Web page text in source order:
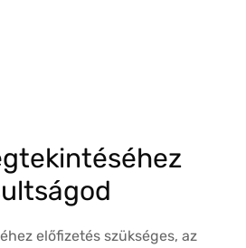
előfizetés szükséges, az